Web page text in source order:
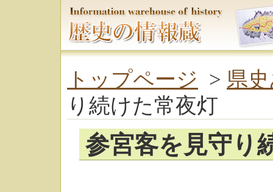
トップページ > 県
り続けた常夜灯
参宮客を見守り